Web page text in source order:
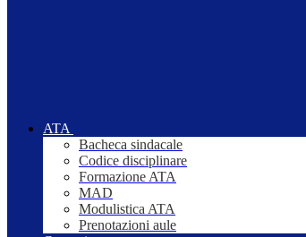
ATA
Bacheca sindacale
Codice disciplinare
Formazione ATA
MAD
Modulistica ATA
Prenotazioni aule